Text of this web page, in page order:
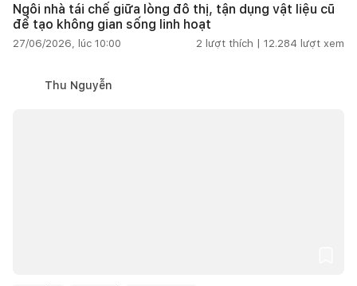
Ngôi nhà tái chế giữa lòng đô thị, tận dụng vật liệu cũ
để tạo không gian sống linh hoạt
27/06/2026, lúc 10:00 2 lượt thích | 12.284 lượt xem
Thu Nguyễn